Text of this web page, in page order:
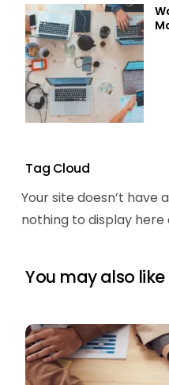
Tag Cloud
Your site doesn’t have
nothing to display
You may also like